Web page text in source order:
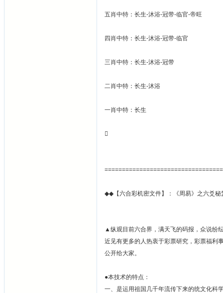
五肖中特：长生-沐浴-冠带-临官-帝旺
四肖中特：长生-沐浴-冠带-临官
三肖中特：长生-沐浴-冠带
二肖中特：长生-沐浴
一肖中特：长生

◆◆【六合彩机密文件】：《周易》之六爻
▲纵观目前六合界，满天飞的码报，众说纷
近见有更多的人热衷于彩票研究，彩票福利
公开给大家。
●本技术的特点：
一、是运用祖国几千年流传下来的统文化科